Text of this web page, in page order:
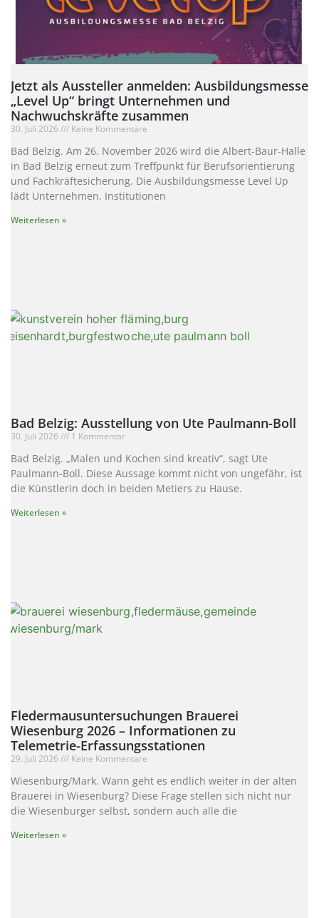
Jetzt als Aussteller anmelden: Ausbildungsmesse
„Level Up“ bringt Unternehmen und
Nachwuchskräfte zusammen
30. Juli 2026 Keine Kommentare
Bad Belzig. Am 26. November 2026 wird die Albert-Baur-Halle
in Bad Belzig erneut zum Treffpunkt für Berufsorientierung
und Fachkräftesicherung. Die Ausbildungsmesse Level Up
lädt Unternehmen, Institutionen
Weiterlesen »
Bad Belzig: Ausstellung von Ute Paulmann-Boll
30. Juli 2026 1 Kommentar
Bad Belzig. „Malen und Kochen sind kreativ“, sagt Ute
Paulmann-Boll. Diese Aussage kommt nicht von ungefähr, ist
die Künstlerin doch in beiden Metiers zu Hause.
Weiterlesen »
Fledermausuntersuchungen Brauerei
Wiesenburg 2026 – Informationen zu
Telemetrie-Erfassungsstationen
29. Juli 2026 Keine Kommentare
Wiesenburg/Mark. Wann geht es endlich weiter in der alten
Brauerei in Wiesenburg? Diese Frage stellen sich nicht nur
die Wiesenburger selbst, sondern auch alle die
Weiterlesen »